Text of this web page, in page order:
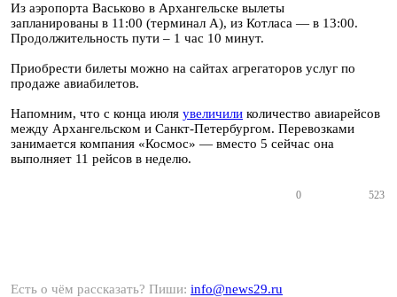
Из аэропорта Васьково в Архангельске вылеты
запланированы в 11:00 (терминал А), из Котласа — в 13:00.
Продолжительность пути – 1 час 10 минут.
Приобрести билеты можно на сайтах агрегаторов услуг по
продаже авиабилетов.
Напомним, что с конца июля увеличили количество авиарейсов
между Архангельском и Санкт-Петербургом. Перевозками
занимается компания «Космос» — вместо 5 сейчас она
выполняет 11 рейсов в неделю.
0 523
Есть о чём рассказать? Пиши: info@news29.ru